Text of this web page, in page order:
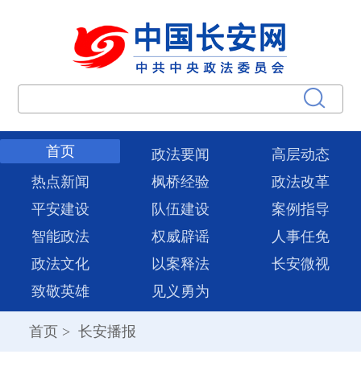
首页 政法要闻
高层动态
热点新闻
枫桥经验
政法改革
平安建设
队伍建设
案例指导
智能政法
权威辟谣
人事任免
政法文化
以案释法
长安微视
致敬英雄
见义勇为
首页 > 长安播报